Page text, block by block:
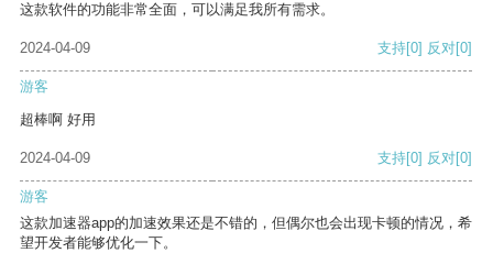
这款软件的功能非常全面，可以满足我所有需求。
2024-04-09 支持[0] 反对[0]
游客
超棒啊 好用
2024-04-09 支持[0] 反对[0]
游客
这款加速器app的加速效果还是不错的，但偶尔也会出现卡顿的情况，希
望开发者能够优化一下。